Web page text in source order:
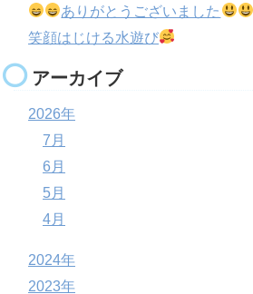
ありがとうございました
笑顔はじける水遊び
アーカイブ
2026年
7月
6月
5月
4月
2024年
2023年